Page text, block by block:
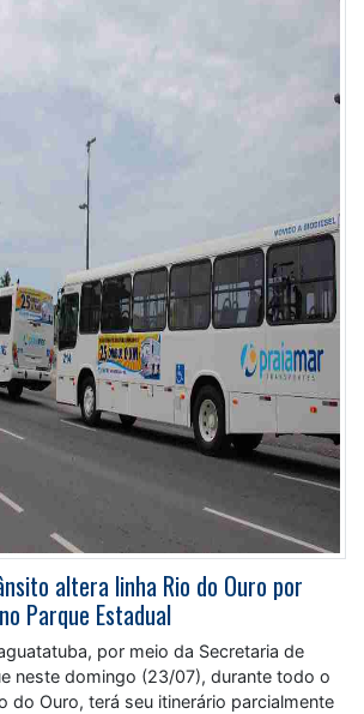
altera linha Rio do Ouro por
Parque Estadual
por meio da Secretaria de
neste domingo (23/07), durante todo o
do Ouro, terá seu itinerário parcialmente